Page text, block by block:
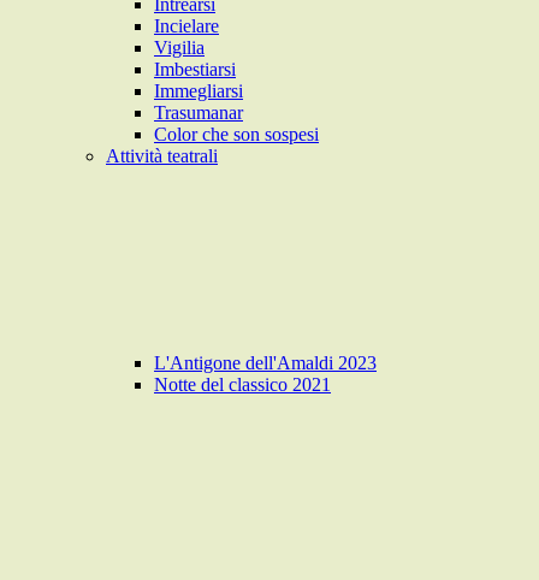
Intrearsi
Incielare
Vigilia
Imbestiarsi
Immegliarsi
Trasumanar
Color che son sospesi
Attività teatrali
L'Antigone dell'Amaldi 2023
Notte del classico 2021